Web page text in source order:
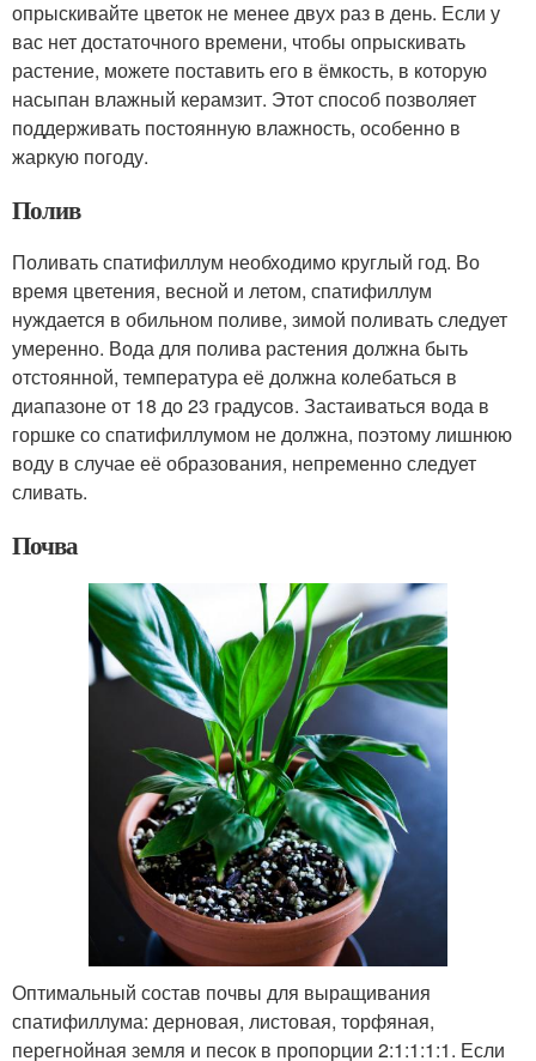
опрыскивайте цветок не менее двух раз в день. Если у
вас нет достаточного времени, чтобы опрыскивать
растение, можете поставить его в ёмкость, в которую
насыпан влажный керамзит. Этот способ позволяет
поддерживать постоянную влажность, особенно в
жаркую погоду.
Полив
Поливать спатифиллум необходимо круглый год. Во
время цветения, весной и летом, спатифиллум
нуждается в обильном поливе, зимой поливать следует
умеренно. Вода для полива растения должна быть
отстоянной, температура её должна колебаться в
диапазоне от 18 до 23 градусов. Застаиваться вода в
горшке со спатифиллумом не должна, поэтому лишнюю
воду в случае её образования, непременно следует
сливать.
Почва
Оптимальный состав почвы для выращивания
спатифиллума: дерновая, листовая, торфяная,
перегнойная земля и песок в пропорции 2:1:1:1:1. Если